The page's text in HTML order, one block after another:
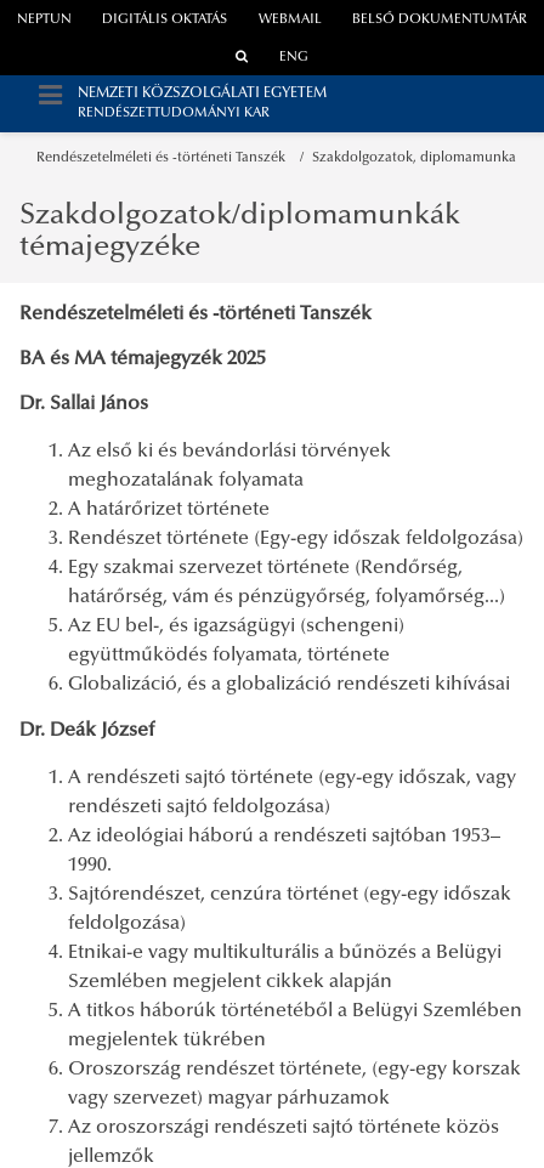
WEBMAIL
NEPTUN DIGITÁLIS OKTATÁS BELSŐ DOKUMENTUMTÁR
ENG
NEMZETI KÖZSZOLGÁLATI EGYETEM
RENDÉSZETTUDOMÁNYI KAR
Rendészetelméleti és -történeti Tanszék Szakdolgozatok, diplomamunka
Szakdolgozatok/diplomamunkák
témajegyzéke
Rendészetelméleti és -történeti Tanszék
BA és MA témajegyzék 2025
Dr. Sallai János
Az első ki és bevándorlási törvények
meghozatalának folyamata
A határőrizet története
Rendészet története (Egy-egy időszak feldolgozása)
Egy szakmai szervezet története (Rendőrség,
határőrség, vám és pénzügyőrség, folyamőrség...)
Az EU bel-, és igazságügyi (schengeni)
együttműködés folyamata, története
Globalizáció, és a globalizáció rendészeti kihívásai
Dr. Deák József
A rendészeti sajtó története (egy-egy időszak, vagy
rendészeti sajtó feldolgozása)
Az ideológiai háború a rendészeti sajtóban 1953–
1990.
Sajtórendészet, cenzúra történet (egy-egy időszak
feldolgozása)
Etnikai-e vagy multikulturális a bűnözés a Belügyi
Szemlében megjelent cikkek alapján
A titkos háborúk történetéből a Belügyi Szemlében
megjelentek tükrében
Oroszország rendészet története, (egy-egy korszak
vagy szervezet) magyar párhuzamok
Az oroszországi rendészeti sajtó története közös
jellemzők